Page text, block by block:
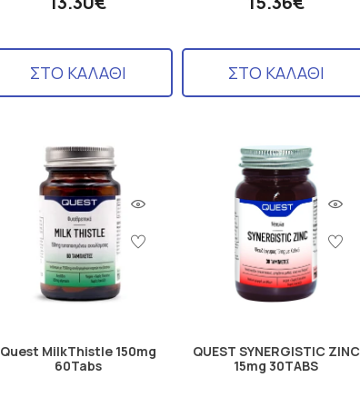
ΣΤΟ ΚΑΛΑΘΙ ΣΤΟ ΚΑΛΑΘΙ
Quest MilkThistle 150mg
60Tabs
QUEST SYNERGISTIC ZINC
15mg 30TABS